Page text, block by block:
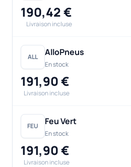
190,42 €
Livraison incluse
ALL AlloPneus
En stock
191,90 €
Livraison incluse
FEU Feu Vert
En stock
191,90 €
Livraison incluse